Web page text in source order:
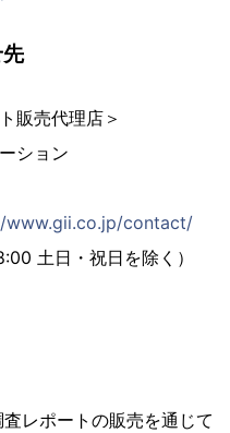
販売代理店＞
ション
www.gii.co.jp/contact/
土日・祝日を除く）
レポートの販売を通じて